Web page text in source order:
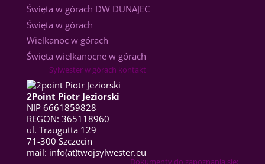
Święta w górach DW DUNAJEC
Święta w górach
Wielkanoc w górach
Święta wielkanocne w górach
Sylwester w górach kontakt
2Point Piotr Jeziorski
NIP 6661859828
REGON: 365118960
ul. Traugutta 129
71-300 Szczecin
mail: info(at)twojsylwester.eu
Dokumenty do zapoznania się: